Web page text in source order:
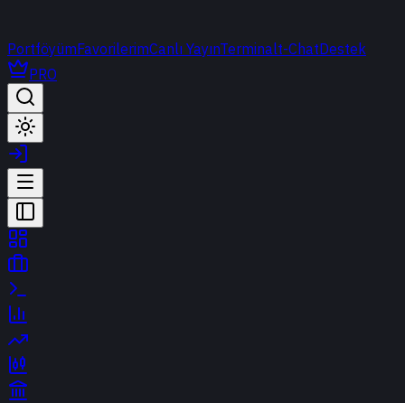
PortföyümFavorilerimCanlı YayınTerminalt-ChatDestek
PRO